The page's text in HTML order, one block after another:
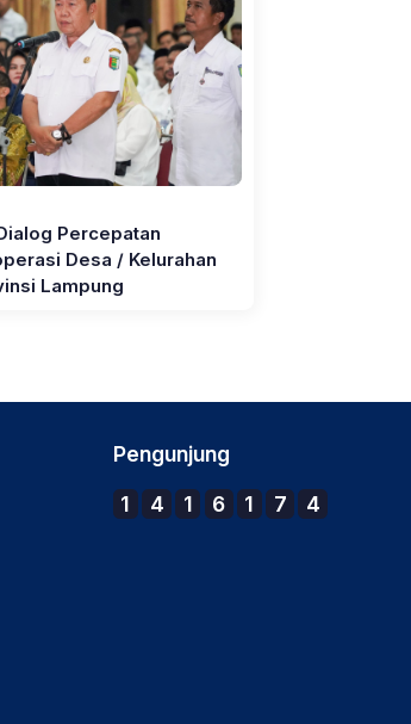
Percepatan
Desa / Kelurahan
Lampung
Pengunjung
1 4 1 6 1 7 4